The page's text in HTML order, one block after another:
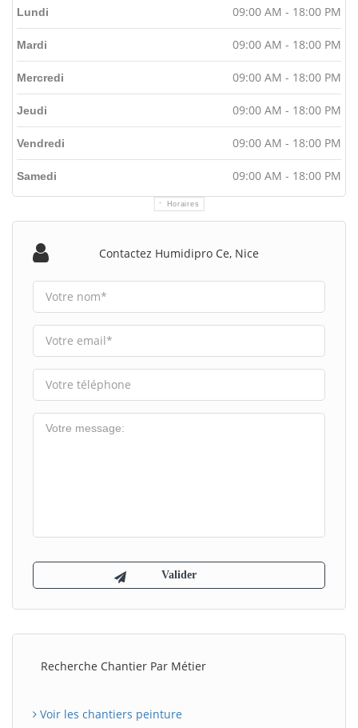
Horaires
Lundi 09:00 AM - 18:00 PM
Mardi 09:00 AM - 18:00 PM
Mercredi 09:00 AM - 18:00 PM
Jeudi 09:00 AM - 18:00 PM
Vendredi 09:00 AM - 18:00 PM
Samedi 09:00 AM - 18:00 PM
Contactez Humidipro Ce, Nice
Recherche Chantier Par Métier
Voir les chantiers peinture